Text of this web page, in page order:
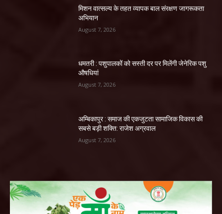
मिशन वात्सल्य के तहत व्यापक बाल संरक्षण जागरूकता
अभियान
August 7, 2026
धमतरी : पशुपालकों को सस्ती दर पर मिलेंगी जेनेरिक पशु
औषधियां
August 7, 2026
अम्बिकापुर : समाज की एकजुटता सामाजिक विकास की
सबसे बड़ी शक्ति: राजेश अग्रवाल
August 7, 2026